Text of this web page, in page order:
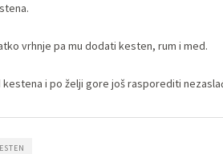
vrhnje pa mu dodati kesten, rum i med.
i po želji gore još rasporediti